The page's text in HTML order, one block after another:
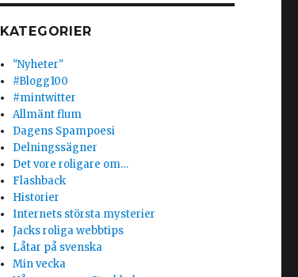
KATEGORIER
"Nyheter"
#Blogg100
#mintwitter
Allmänt flum
Dagens Spampoesi
Delningssägner
Det vore roligare om…
Flashback
Historier
Internets största mysterier
Jacks roliga webbtips
Låtar på svenska
Min vecka